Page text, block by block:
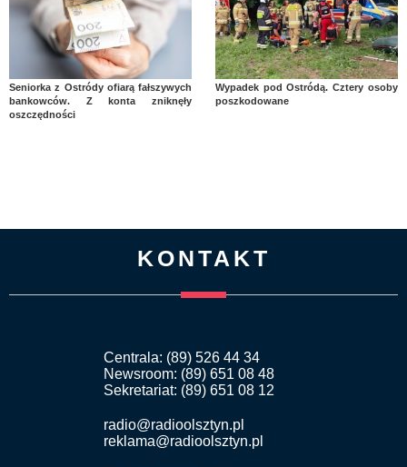
Seniorka z Ostródy ofiarą fałszywych
bankowców. Z konta zniknęły
oszczędności
Wypadek pod Ostródą. Cztery osoby
poszkodowane
KONTAKT
Centrala: (89) 526 44 34
Newsroom: (89) 651 08 48
Sekretariat: (89) 651 08 12
radio@radioolsztyn.pl
reklama@radioolsztyn.pl